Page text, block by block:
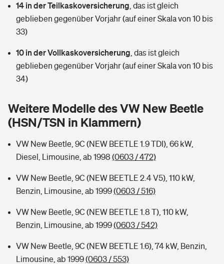
Zur Übersicht
Hochwasser-Check: Wie gefährdet ist Ihr Haus?
Wer versichert was: Jetzt Versicherer finden
Sie haben Fragen?
Handyversicherung
Private Cyberversicherung
Musikinstrumentenversicherung
Zur Übersicht
Typklassen: So ist Ihr Auto eingestuft
Sie haben Fragen?
Wer versichert was: Jetzt Versicherer finden
Sie haben Fragen?
Rentenrechner: Wie viel Geld bekomme ich im Alter?
14 in der Teilkaskoversicherung das ist gleich
geblieben gegenüber Vorjahr (auf einer Skala von 10 bis
33)
10 in der Vollkaskoversicherung das ist gleich
geblieben gegenüber Vorjahr (auf einer Skala von 10 bis
34)
Weitere Modelle des VW New Beetle
(HSN/TSN in Klammern)
VW New Beetle, 9C (NEW BEETLE 1.9 TDI), 66 kW,
Diesel, Limousine, ab 1998 (0603 / 472)
VW New Beetle, 9C (NEW BEETLE 2.4 V5), 110 kW,
Benzin, Limousine, ab 1999(0603 / 516)
VW New Beetle, 9C (NEW BEETLE 1.8 T), 110 kW,
Benzin, Limousine, ab 1999(0603 / 542)
VW New Beetle, 9C (NEW BEETLE 1.6), 74 kW, Benzin,
Limousine, ab 1999(0603 / 553)